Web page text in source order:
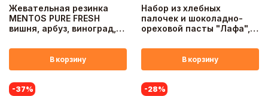
Жевательная резинка
MENTOS PURE FRESH
вишня, арбуз, виноград,
В корзину
Набор из хлебных
палочек и шоколадно-
ореховой пасты "Лафа",
В корзину
-37% -28%